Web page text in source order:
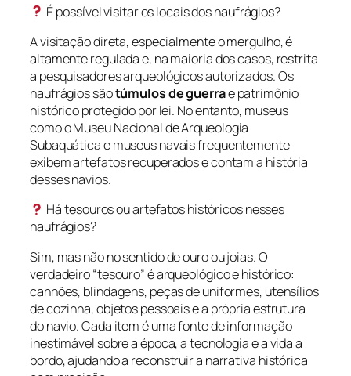
É possível visitar os locais dos naufrágios?
A visitação direta, especialmente o mergulho, é
altamente regulada e, na maioria dos casos, restrita
a pesquisadores arqueológicos autorizados. Os
naufrágios sãotúmulos de guerrae patrimônio
histórico protegido por lei. No entanto, museus
como o Museu Nacional de Arqueologia
Subaquática e museus navais frequentemente
exibem artefatos recuperados e contam a história
desses navios.
Há tesouros ou artefatos históricos nesses
naufrágios?
Sim, mas não no sentido de ouro ou joias. O
verdadeiro “tesouro” é arqueológico e histórico:
canhões, blindagens, peças de uniformes, utensílios
de cozinha, objetos pessoais e a própria estrutura
do navio. Cada item é uma fonte de informação
inestimável sobre a época, a tecnologia e a vida a
bordo, ajudando a reconstruir a narrativa histórica